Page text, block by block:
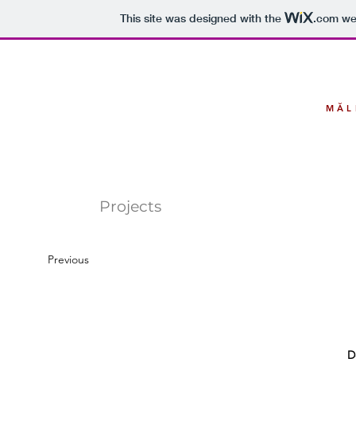
This site was designed with the .com
Projects
Previous